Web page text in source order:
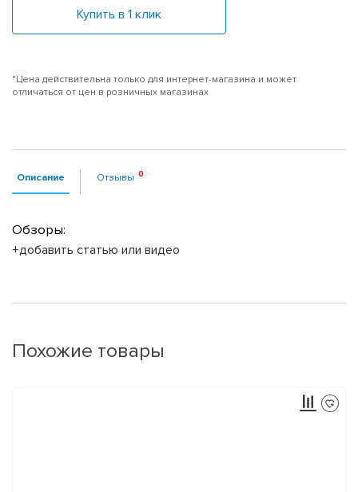
Купить в 1 клик
*Цена действительна только для интернет-магазина и может
отличаться от цен в розничных магазинах
Описание Отзывы
Обзоры:
+добавить статью или видео
Похожие товары